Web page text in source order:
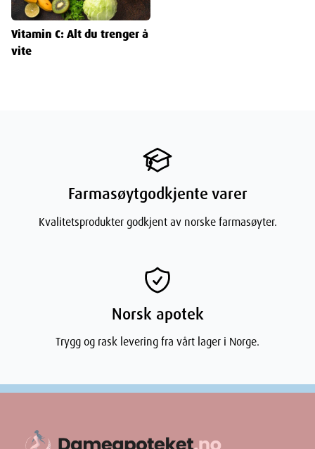
Vitamin C: Alt du trenger å
vite
Farmasøytgodkjente varer
Kvalitetsprodukter godkjent av norske farmasøyter.
Norsk apotek
Trygg og rask levering fra vårt lager i Norge.